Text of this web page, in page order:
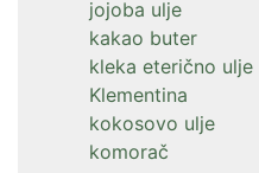
jojoba ulje
kakao buter
kleka eterično ulje
Klementina
kokosovo ulje
komorač